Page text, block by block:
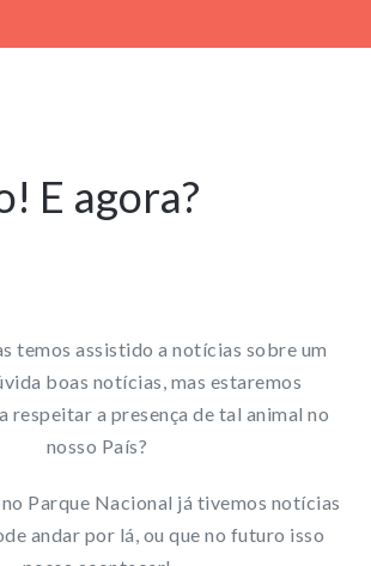
E agora?
temos assistido a notícias sobre um
boas notícias, mas estaremos
respeitar a presença de tal animal no
nosso País?
Parque Nacional já tivemos notícias
andar por lá, ou que no futuro isso